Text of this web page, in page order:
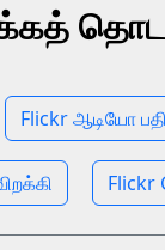
Flickr ஆடியோ
Flickr